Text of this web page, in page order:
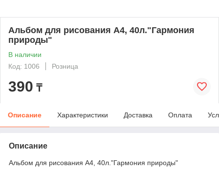
Альбом для рисования А4, 40л."Гармония
природы"
В наличии
Код: 1006
Розница
390 ₸
Описание Характеристики Доставка Оплата
Описание
Альбом для рисования А4, 40л."Гармония природы"